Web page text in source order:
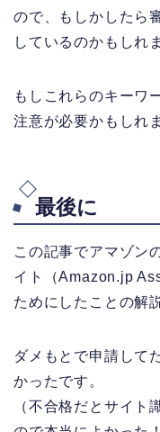
ので、もしかしたら
しているのかもしれ
もしこれらのキーワ
注意が必要かもしれ
最後に
この記事でアマゾン
イト（Amazon.jp
ためにしたことの解
ダメもとで申請して
かったです。
（不合格だとサイト